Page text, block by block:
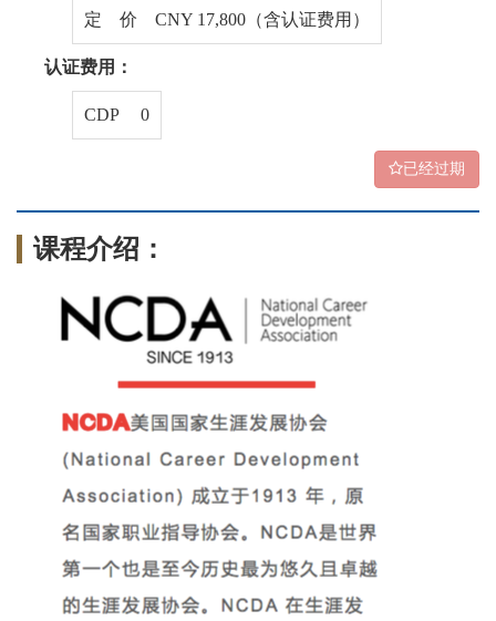
定 价 CNY 17,800（含认证费用）
认证费用：
CDP 0
已经过期
课程介绍：